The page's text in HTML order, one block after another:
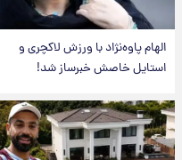
الهام پاوه‌نژاد با ورزش لاکچری و
استایل خاصش خبرساز شد!